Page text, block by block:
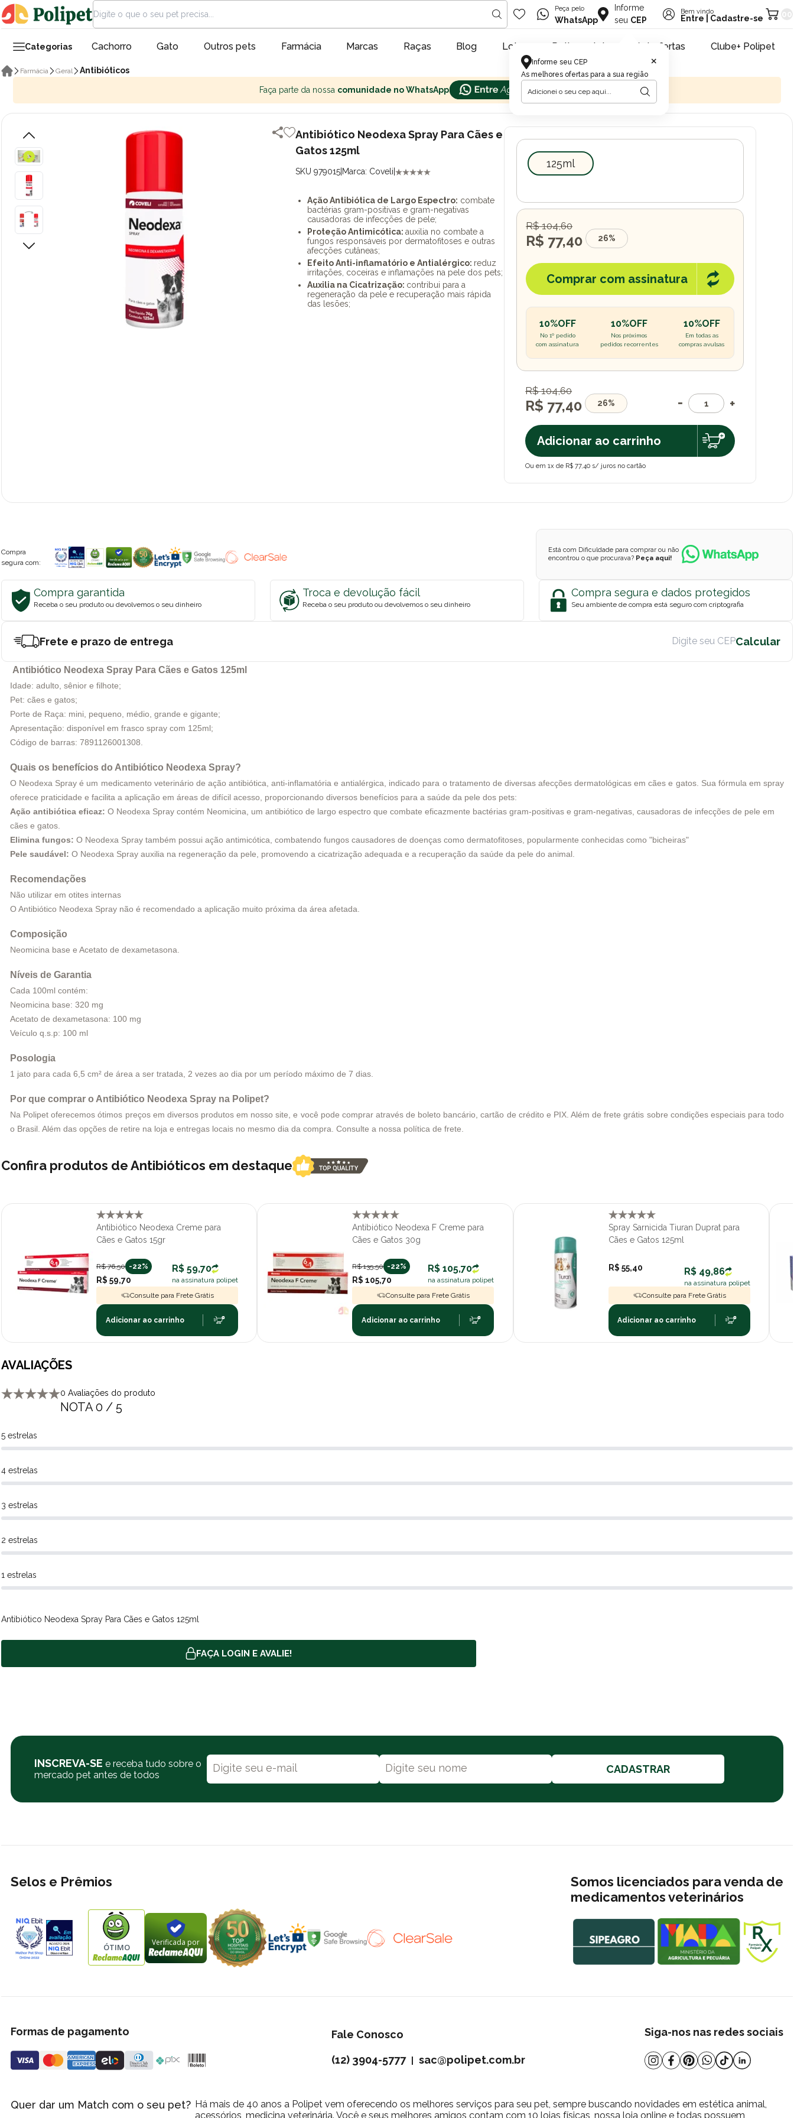
Peça pelo
WhatsApp
Informe
seu CEP
Informe seu CEP
As melhores ofertas para a sua região
×
Bem vindo
Entre Cadastre-se
Categorias Cachorro Gato Outros pets Farmácia Marcas Raças Blog Lojas Retire na loja Pet ofertas Clube+ Polipet
Faça parte da nossa comunidade no WhatsApp
Farmácia Geral Antibióticos
Antibiótico Neodexa Spray Para Cães e
Gatos 125ml
SKU 979015 Marca: Coveli |
Ação Antibiótica de Largo Espectro: combate
bactérias gram-positivas e gram-negativas
causadoras de infecções de pele;
Proteção Antimicótica:auxilia no combate a
fungos responsáveis por dermatofitoses e outras
afecções cutâneas;
Efeito Anti-inflamatório e Antialérgico: reduz
irritações, coceiras e inflamações na pele dos pets;
Auxilia na Cicatrização: contribui para a
regeneração da pele e recuperação mais rápida
das lesões;
125ml
R$ 104,60
R$ 77,40 26%
Adicionar ao carrinho
Ou em 1x de R$ 77,40 s/ juros no cartão
R$ 104,60
R$ 77,40 26%
Comprar com assinatura
10%OFF
No 1º pedido
com assinatura
10%OFF
Nos próximos
pedidos recorrentes
10%OFF
Em todas as
compras avulsas
Compra
segura com:
Está com Dificuldade para comprar ou não
encontrou o que procurava? Peça aqui!
Compra garantida
Receba o seu produto ou devolvemos o seu dinheiro
Troca e devolução fácil
Receba o seu produto ou devolvemos o seu dinheiro
Compra segura e dados protegidos
Seu ambiente de compra está seguro com criptografia
Frete e prazo de entrega
Antibiótico Neodexa Spray Para Cães e Gatos 125ml
Idade: adulto, sênior e filhote;
Pet: cães e gatos;
Porte de Raça: mini, pequeno, médio, grande e gigante;
Apresentação: disponível em frasco spray com 125ml;
Código de barras: 7891126001308.
Quais os benefícios do Antibiótico Neodexa Spray?
O Neodexa Spray é um medicamento veterinário de ação antibiótica, anti-inflamatória e antialérgica, indicado para o tratamento de diversas afecções dermatológicas em cães e gatos. Sua fórmula em spray
oferece praticidade e facilita a aplicação em áreas de difícil acesso, proporcionando diversos benefícios para a saúde da pele dos pets:
Ação antibiótica eficaz: O Neodexa Spray contém Neomicina, um antibiótico de largo espectro que combate eficazmente bactérias gram-positivas e gram-negativas, causadoras de infecções de pele em
cães e gatos.
Elimina fungos: O Neodexa Spray também possui ação antimicótica, combatendo fungos causadores de doenças como dermatofitoses, popularmente conhecidas como "bicheiras"
Pele saudável: O Neodexa Spray auxilia na regeneração da pele, promovendo a cicatrização adequada e a recuperação da saúde da pele do animal.
Recomendações
Não utilizar em otites internas
O Antibiótico Neodexa Spray não é recomendado a aplicação muito próxima da área afetada.
Composição
Neomicina base e Acetato de dexametasona.
Níveis de Garantia
Cada 100ml contém:
Neomicina base: 320 mg
Acetato de dexametasona: 100 mg
Veículo q.s.p: 100 ml
Posologia
1 jato para cada 6,5 cm² de área a ser tratada, 2 vezes ao dia por um período máximo de 7 dias.
Por que comprar o Antibiótico Neodexa Spray na Polipet?
Na Polipet oferecemos ótimos preços em diversos produtos em nosso site, e você pode comprar através de boleto bancário, cartão de crédito e PIX. Além de frete grátis sobre condições especiais para todo
o Brasil. Além das opções de retire na loja e entregas locais no mesmo dia da compra. Consulte a nossa política de frete.
Confira produtos de Antibióticos em destaque
Antibiótico Neodexa Creme para
Cães e Gatos 15gr
R$ 76,50 -22%
R$ 59,70
R$ 59,70
na assinatura polipet
Consulte para Frete Grátis
Adicionar ao carrinho
Antibiótico Neodexa F Creme para
Cães e Gatos 30g
R$ 135,50 -22%
R$ 105,70
R$ 105,70
na assinatura polipet
Consulte para Frete Grátis
Adicionar ao carrinho
Spray Sarnicida Tiuran Duprat para
Cães e Gatos 125ml
R$ 55,40 R$ 49,86
na assinatura polipet
Consulte para Frete Grátis
Adicionar ao carrinho
AVALIAÇÕES
0 Avaliações do produto
NOTA 0 / 5
5 estrelas
4 estrelas
3 estrelas
2 estrelas
1 estrelas
Antibiótico Neodexa Spray Para Cães e Gatos 125ml
FAÇA LOGIN E AVALIE!
INSCREVA-SE e receba tudo sobre o
mercado pet antes de todos
CADASTRAR
Selos e Prêmios
ÓTIMO Verificada por
Somos licenciados para venda de
medicamentos veterinários
Formas de pagamento Fale Conosco
(12) 3904-5777| sac@polipet.com.br
Siga-nos nas redes sociais
Quer dar um Match com o seu pet? Há mais de 40 anos a Polipet vem oferecendo os melhores serviços para seu pet, sempre buscando novidades em estética animal,
acessórios, medicina veterinária. Você e seus melhores amigos contam com 10 lojas físicas, nossa loja online e todas possuem